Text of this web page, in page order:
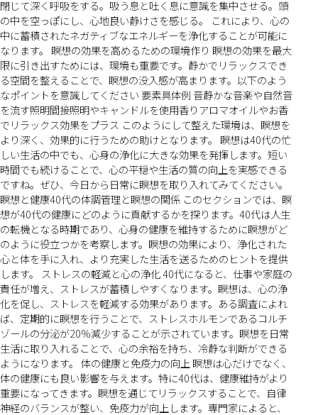
閉じて深く呼吸をする。吸う息と吐く息に意識を集中させる。頭
の中を空っぽにし、心地良い静けさを感じる。 これにより、心の
中に蓄積されたネガティブなエネルギーを浄化することが可能に
なります。 瞑想の効果を高めるための環境作り 瞑想の効果を最大
限に引き出すためには、環境も重要です。静かでリラックスでき
る空間を整えることで、瞑想の没入感が高まります。以下のよう
なポイントを意識してください 要素具体例 音静かな音楽や自然音
を流す照明間接照明やキャンドルを使用香りアロマオイルやお香
でリラックス効果をプラス このようにして整えた環境は、瞑想を
より深く、効果的に行うための助けとなります。 瞑想は40代の忙
しい生活の中でも、心身の浄化に大きな効果を発揮します。短い
時間でも続けることで、心の平穏や生活の質の向上を実感できる
ですね。ぜひ、今日から日常に瞑想を取り入れてみてください。
瞑想と健康40代の体調管理と瞑想の関係 このセクションでは、瞑
想が40代の健康にどのように貢献するかを探ります。40代は人生
の転機となる時期であり、心身の健康を維持するために瞑想がど
のように役立つかを考察します。瞑想の効果により、浄化された
心と体を手に入れ、より充実した生活を送るためのヒントを提供
します。 ストレスの軽減と心の浄化 40代になると、仕事や家庭の
責任が増え、ストレスが蓄積しやすくなります。瞑想は、心の浄
化を促し、ストレスを軽減する効果があります。ある調査によれ
ば、定期的に瞑想を行うことで、ストレスホルモンであるコルチ
ゾールの分泌が20%減少することが示されています。瞑想を日常
生活に取り入れることで、心の余裕を持ち、冷静な判断ができる
ようになります。 体の健康と免疫力の向上 瞑想は心だけでなく、
体の健康にも良い影響を与えます。特に40代は、健康維持がより
重要になってきます。瞑想を通じてリラックスすることで、自律
神経のバランスが整い、免疫力が向上します。専門家によると、